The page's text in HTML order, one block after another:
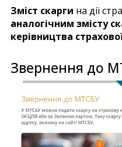
Зміст скарги на дії
аналогічним змісту
керівництва
Звернення до